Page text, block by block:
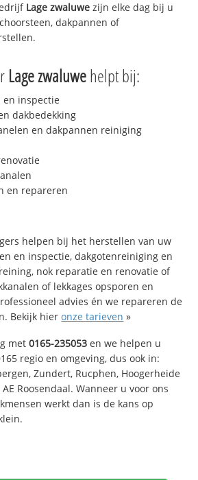
Lage zwaluwe zijn elke dag bij u
dakpannen of
Lage zwaluwehelpt bij:
en inspectie
dakbedekking
en dakpannen reiniging
en repareren
helpen bij het herstellen van uw
en inspectie, dakgotenreiniging en
nok reparatie en renovatie of
of lekkages opsporen en
advies én we repareren de
Bekijk hieronze tarieven »
met0165-235053 en we helpen u
regio en omgeving, dus ook in:
Zundert, Rucphen, Hoogerheide
Roosendaal. Wanneer u voor ons
werkt dan is de kans op